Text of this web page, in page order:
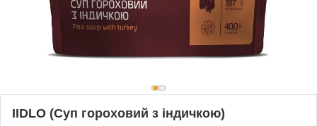
IIDLO (Суп гороховий з індичкою)